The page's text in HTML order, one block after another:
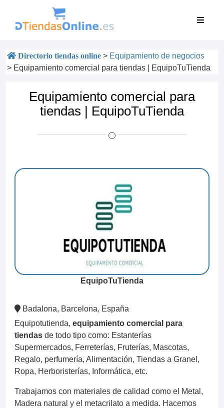
Directorio tiendas online > Equipamiento de negocios
> Equipamiento comercial para tiendas | EquipoTuTienda
Equipamiento comercial para
tiendas | EquipoTuTienda
EquipoTuTienda
Badalona, Barcelona, España
Equipotutienda, equipamiento comercial para
tiendas de todo tipo como: Estanterías
Supermercados, Ferreterías, Fruterías, Mascotas,
Regalo, perfumería, Alimentación, Tiendas a Granel,
Ropa, Herboristerías, Informática, etc.
Trabajamos con materiales de calidad como el Metal,
Madera natural y el metacrilato a medida. Hacemos